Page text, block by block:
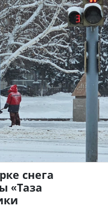
снега
«Таза